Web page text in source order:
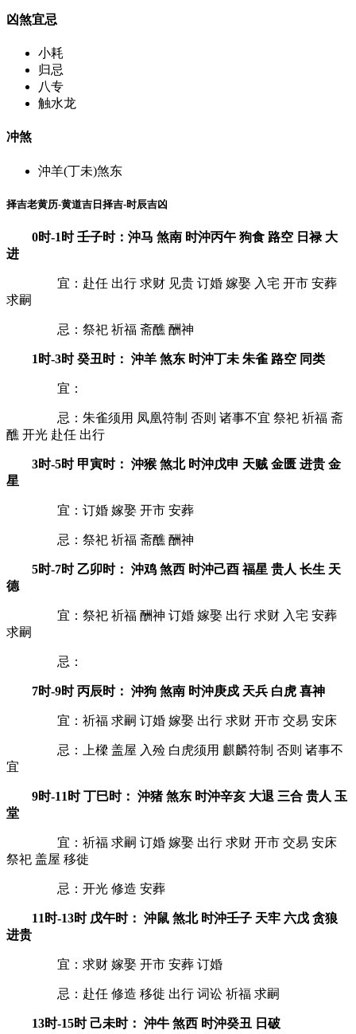
凶煞宜忌
小耗
归忌
八专
触水龙
冲煞
沖羊(丁未)煞东
择吉老黄历-黄道吉日择吉-时辰吉凶
0时-1时 壬子时：沖马 煞南 时沖丙午 狗食 路空 日禄 大
进
宜：赴任 出行 求财 见贵 订婚 嫁娶 入宅 开市 安葬
求嗣
忌：祭祀 祈福 斋醮 酬神
1时-3时 癸丑时： 沖羊 煞东 时沖丁未 朱雀 路空 同类
宜：
忌：朱雀须用 凤凰符制 否则 诸事不宜 祭祀 祈福 斋
醮 开光 赴任 出行
3时-5时 甲寅时： 沖猴 煞北 时沖戊申 天贼 金匮 进贵 金
星
宜：订婚 嫁娶 开市 安葬
忌：祭祀 祈福 斋醮 酬神
5时-7时 乙卯时： 沖鸡 煞西 时沖己酉 福星 贵人 长生 天
德
宜：祭祀 祈福 酬神 订婚 嫁娶 出行 求财 入宅 安葬
求嗣
忌：
7时-9时 丙辰时： 沖狗 煞南 时沖庚戍 天兵 白虎 喜神
宜：祈福 求嗣 订婚 嫁娶 出行 求财 开市 交易 安床
忌：上樑 盖屋 入殓 白虎须用 麒麟符制 否则 诸事不
宜
9时-11时 丁巳时： 沖猪 煞东 时沖辛亥 大退 三合 贵人 玉
堂
宜：祈福 求嗣 订婚 嫁娶 出行 求财 开市 交易 安床
祭祀 盖屋 移徙
忌：开光 修造 安葬
11时-13时 戊午时： 沖鼠 煞北 时沖壬子 天牢 六戊 贪狼
进贵
宜：求财 嫁娶 开市 安葬 订婚
忌：赴任 修造 移徙 出行 词讼 祈福 求嗣
13时-15时 己未时： 沖牛 煞西 时沖癸丑 日破